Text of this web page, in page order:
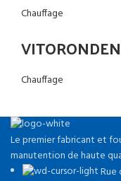
Chauffage
Chauffage
Le premier fabricant et
manutention de haute
Rue